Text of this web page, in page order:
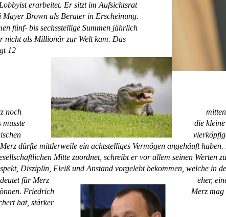
erarbeitet. Er sitzt im Aufsichtsrat
Brown als Berater in Erscheinung.
fünf- bis sechsstellige Summen jährlich
nicht als Millionär zur Welt kam. Das
12
noch
die
dürfte mittlerweile ein achtstelliges Vermögen angehäuft
Mitte zuordnet, schreibt er vor allem seinen Werten
Disziplin, Fleiß und Anstand vorgelebt bekommen, welche in
für Merz
eher,
Friedrich
Merz mag
hat, stärker